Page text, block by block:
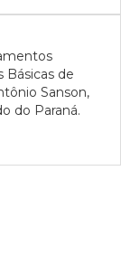
Básicas de
Sanson,
do Paraná.